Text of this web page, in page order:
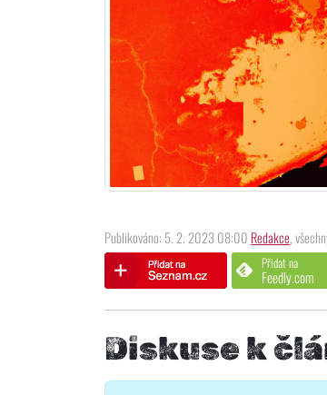
Publikováno: 5. 2. 2023 08:00 Redakce,
Přidat na
Feedly.com
Diskuse k